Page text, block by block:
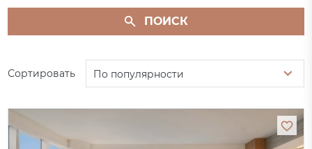
ПОИСК
Сортировать По популярности